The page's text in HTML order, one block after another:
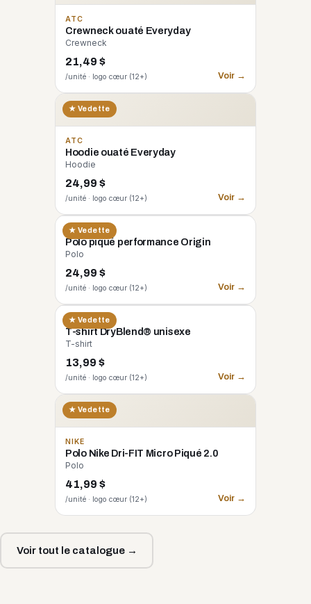
ATC
Crewneck ouaté Everyday
Crewneck
21,49 $
/unité · logo cœur (12+) Voir →
★ Vedette
ATC
Hoodie ouaté Everyday
Hoodie
24,99 $
/unité · logo cœur (12+) Voir →
★ Vedette
CORE 365
Polo piqué performance Origin
Polo
24,99 $
/unité · logo cœur (12+) Voir →
★ Vedette
GILDAN
T-shirt DryBlend® unisexe
T-shirt
13,99 $
/unité · logo cœur (12+) Voir →
★ Vedette
NIKE
Polo Nike Dri-FIT Micro Piqué 2.0
Polo
41,99 $
/unité · logo cœur (12+) Voir →
Voir tout le catalogue →